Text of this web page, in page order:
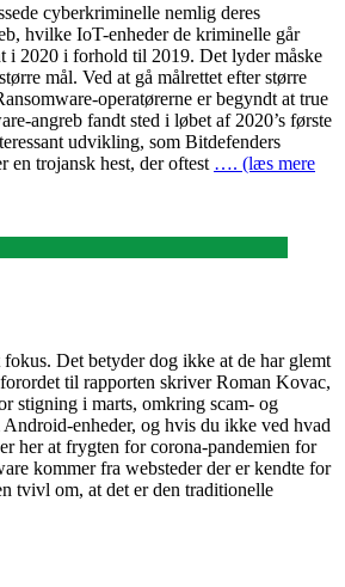
cyberkriminelle nemlig deres
hvilke IoT-enheder de kriminelle går
i 2020 i forhold til 2019. Det lyder måske
mål. Ved at gå målrettet efter større
operatørerne er begyndt at true
angreb fandt sted i løbet af 2020’s første
udvikling, som Bitdefenders
en trojansk hest, der oftest …. (læs mere
Det betyder dog ikke at de har glemt
til rapporten skriver Roman Kovac,
stigning i marts, omkring scam- og
enheder, og hvis du ikke ved hvad
her at frygten for corona-pandemien for
kommer fra websteder der er kendte for
tvivl om, at det er den traditionelle